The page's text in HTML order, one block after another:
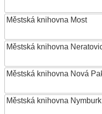
Městská knihovna Most
Městská knihovna
Městská knihovna Nová
Městská knihovna Nymburk